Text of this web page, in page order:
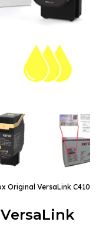
Original VersaLink C410